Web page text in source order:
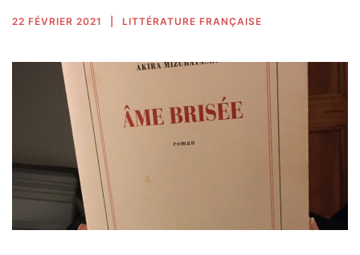
22 FÉVRIER 2021 LITTÉRATURE FRANÇAISE